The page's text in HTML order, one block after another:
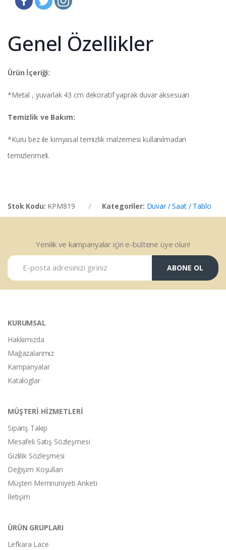
Genel Özellikler
Ürün İçeriği:
*Metal , yuvarlak 43 cm dekoratif yaprak duvar aksesuarı
Temizlik ve Bakım:
*Kuru bez ile kimyasal temizlik malzemesi kullanılmadan
temizlenmeli.
Stok Kodu: KPM819 Kategoriler: Duvar / Saat / Tablo
Yenilik ve kampanyalar için e-bültene üye olun!
ABONE OL
KURUMSAL
Hakkımızda
Mağazalarımız
Kampanyalar
Kataloglar
MÜŞTERİ HİZMETLERİ
Sipariş Takip
Mesafeli Satış Sözleşmesi
Gizlilik Sözleşmesi
Değişim Koşulları
Müşteri Memnuniyeti Anketi
İletişim
ÜRÜN GRUPLARI
Lefkara Lace